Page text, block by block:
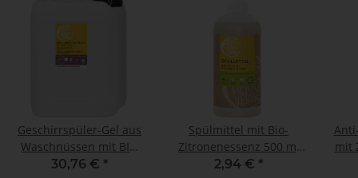
Geschirrspüler-Gel aus
Waschnüssen mit BIO
Orangenextrakt 5 Liter
30,76 € *
Spülmittel mit Bio-
Zitronenessenz 500 ml
(0,5 Liter) Flasche
2,94 € *
mit